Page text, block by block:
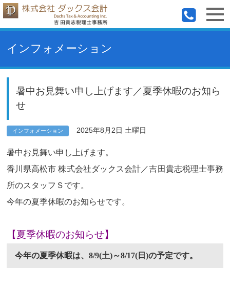
インフォメーション
暑中お見舞い申し上げます／夏季休暇のお知ら
せ
インフォメーション 2025年8月2日 土曜日
暑中お見舞い申し上げます。
香川県高松市 株式会社ダックス会計／吉田貴志税理士事務
所のスタッフＳです。
今年の夏季休暇のお知らせです。
【夏季休暇のお知らせ】
今年の夏季休暇は、8/9(土)～8/17(日)の予定です。